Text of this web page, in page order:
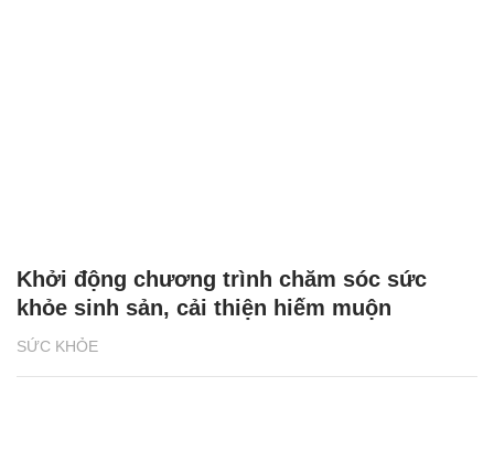
SỨC KHỎE
Khởi động chương trình chăm sóc sức
khỏe sinh sản, cải thiện hiếm muộn